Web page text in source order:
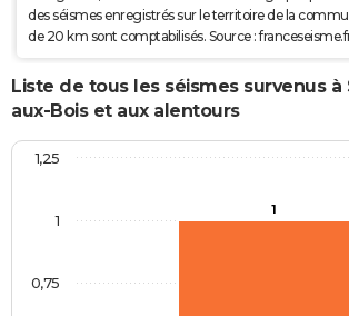
des séismes enregistrés sur le territoire de la
de 20 km sont comptabilisés. Source :
Liste de tous les séismes survenus à
aux-Bois et aux alentours
1
0,75
1
1,25